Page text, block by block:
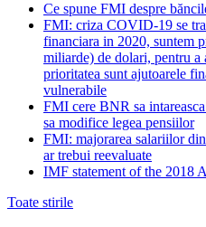
Ce spune FMI despre
FMI: criza COVID-19 se
financiara in 2020, suntem
miliarde) de dolari, pentru
prioritatea sunt ajutoarele
vulnerabile
FMI cere BNR sa
sa modifice legea pensiilor
FMI: majorarea salariilor
ar trebui reevaluate
IMF statement of the 2018
Toate stirile